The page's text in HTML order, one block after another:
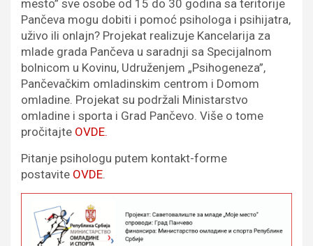
mesto” sve osobe od 15 do 30 godina sa teritorije
Pančeva mogu dobiti i pomoć psihologa i psihijatra,
uživo ili onlajn? Projekat realizuje Kancelarija za
mlade grada Pančeva u saradnji sa Specijalnom
bolnicom u Kovinu, Udruženjem „Psihogeneza”,
Pančevačkim omladinskim centrom i Domom
omladine. Projekat su podržali Ministarstvo
omladine i sporta i Grad Pančevo. Više o tome
pročitajte OVDE.
Pitanje psihologu putem kontakt-forme
postavite OVDE.